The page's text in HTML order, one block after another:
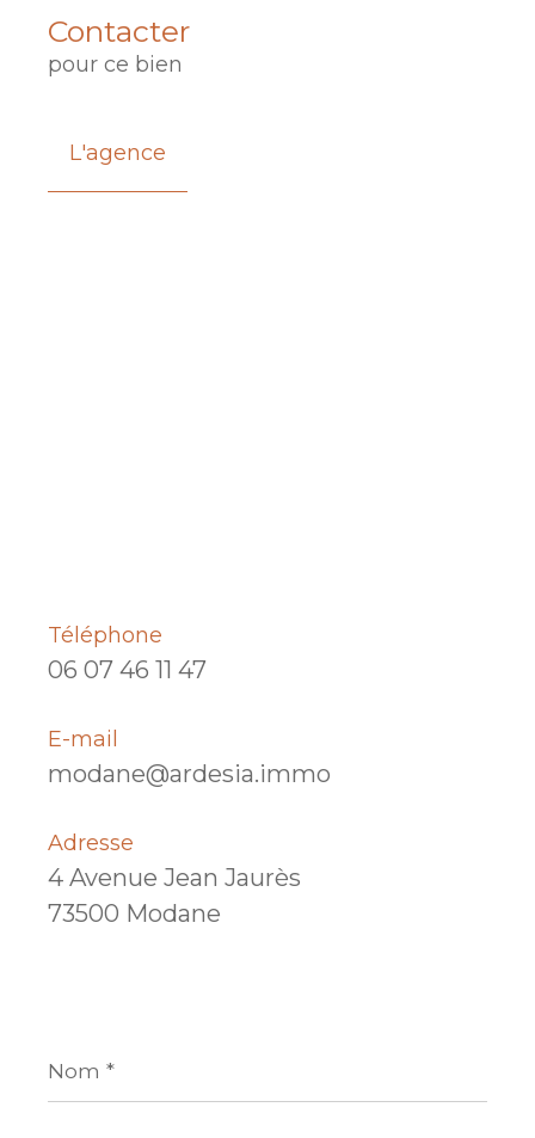
Contacter
pour ce bien
L'agence
Téléphone
06 07 46 11 47
E-mail
modane@ardesia.immo
Adresse
4 Avenue Jean Jaurès
73500 Modane
*